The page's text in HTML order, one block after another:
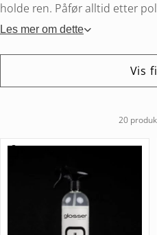
holde ren. Påfør alltid etter
Les mer om dette
Vis
20